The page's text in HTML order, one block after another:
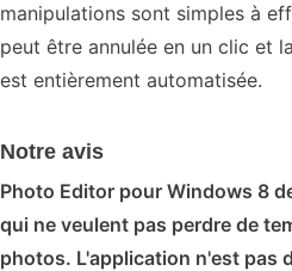
manipulations sont simples à
peut être annulée en un clic et
est entièrement automatisée.
Notre avis
Photo Editor pour Windows 8
qui ne veulent pas perdre de
photos. L'application n'est pas